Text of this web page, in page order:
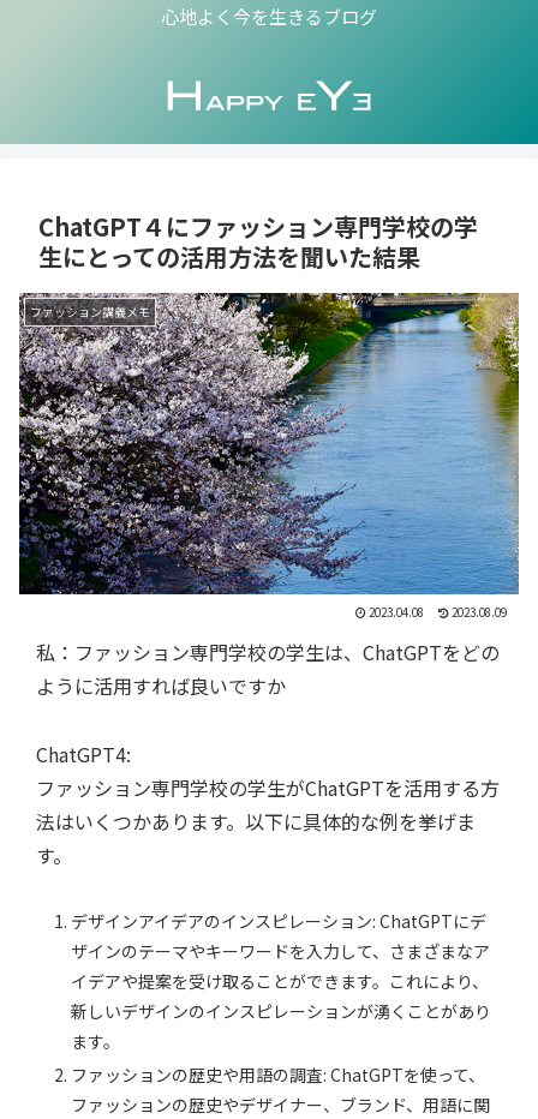
心地よく今を生きるブログ
ChatGPT４にファッション専門学校の学
生にとっての活用方法を聞いた結果
ファッション講義メモ
2023.04.08 2023.08.09
私：ファッション専門学校の学生は、ChatGPTをどの
ように活用すれば良いですか
ChatGPT4:
ファッション専門学校の学生がChatGPTを活用する方
法はいくつかあります。以下に具体的な例を挙げま
す。
デザインアイデアのインスピレーション: ChatGPTにデ
ザインのテーマやキーワードを入力して、さまざまなア
イデアや提案を受け取ることができます。これにより、
新しいデザインのインスピレーションが湧くことがあり
ます。
ファッションの歴史や用語の調査: ChatGPTを使って、
ファッションの歴史やデザイナー、ブランド、用語に関